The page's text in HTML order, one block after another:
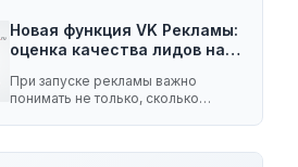
Новая функция VK Рекламы:
оценка качества лидов на…
При запуске рекламы важно
понимать не только, сколько